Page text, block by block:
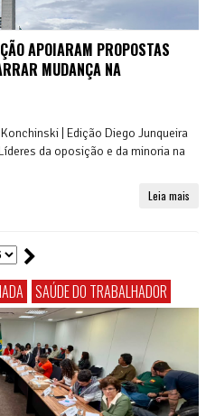
APOIARAM PROPOSTAS
MUDANÇA NA
| Edição Diego Junqueira
da oposição e da minoria na
Leia mais
SAÚDE DO TRABALHADOR